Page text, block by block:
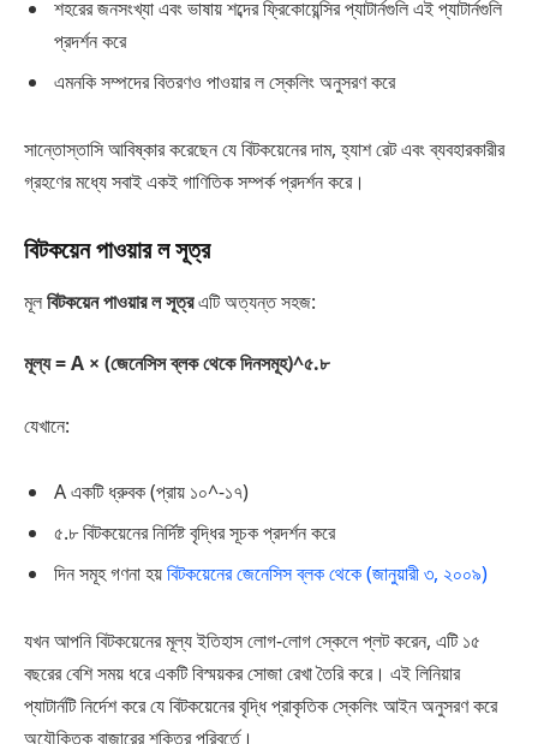
শহরের জনসংখ্যা এবং ভাষায় শব্দের ফ্রিকোয়েন্সির প্যাটার্নগুলি এই প্যাটার্নগুলি
প্রদর্শন করে
এমনকি সম্পদের বিতরণও পাওয়ার ল স্কেলিং অনুসরণ করে
সান্তোস্তাসি আবিষ্কার করেছেন যে বিটকয়েনের দাম, হ্যাশ রেট এবং ব্যবহারকারীর
গ্রহণের মধ্যে সবাই একই গাণিতিক সম্পর্ক প্রদর্শন করে।
বিটকয়েন পাওয়ার ল সূত্র
মূলবিটকয়েন পাওয়ার ল সূত্রএটি অত্যন্ত সহজ:
মূল্য = A × (জেনেসিস ব্লক থেকে দিনসমূহ)^৫.৮
যেখানে:
A একটি ধ্রুবক (প্রায় ১০^-১৭)
৫.৮ বিটকয়েনের নির্দিষ্ট বৃদ্ধির সূচক প্রদর্শন করে
দিন সমূহ গণনা হয়বিটকয়েনের জেনেসিস ব্লক থেকে (জানুয়ারী ৩, ২০০৯)
যখন আপনি বিটকয়েনের মূল্য ইতিহাস লোগ-লোগ স্কেলে প্লট করেন, এটি ১৫
বছরের বেশি সময় ধরে একটি বিস্ময়কর সোজা রেখা তৈরি করে। এই লিনিয়ার
প্যাটার্নটি নির্দেশ করে যে বিটকয়েনের বৃদ্ধি প্রাকৃতিক স্কেলিং আইন অনুসরণ করে
অযৌক্তিক বাজারের শক্তির পরিবর্তে।